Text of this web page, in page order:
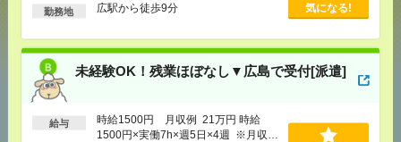
勤務地 広駅から徒歩9分 気になる!
未経験OK！残業ほぼなし▼広島で受付[派遣]
給与
時給1500円 月収例 21万円 時給
1500円×実働7h×週5日×4週 ※月収例